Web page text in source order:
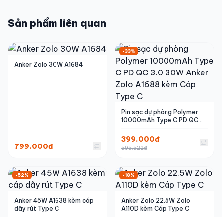
Sản phẩm liên quan
Anker Zolo 30W A1684
799.000đ
-33%
Pin sạc dự phòng Polymer
10000mAh Type C PD QC
kèm Cáp Type C
399.000đ
595.522đ
-52%
Anker 45W A1638 kèm cáp
dây rút Type C
-18%
Anker Zolo 22.5W Zolo
A110D kèm Cáp Type C